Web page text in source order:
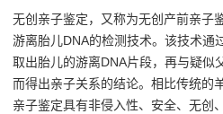
无创亲子鉴定，又称为无创产前亲子
游离胎儿DNA的检测技术。该技术通
取出胎儿的游离DNA片段，再与疑似
而得出亲子关系的结论。相比传统的
亲子鉴定具有非侵入性、安全、无创